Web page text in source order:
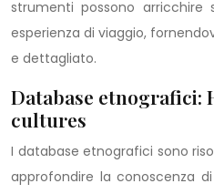
strumenti possono arricchire
esperienza di viaggio,
e dettagliato.
Database etnografici:
cultures
I database etnografici sono
approfondire la conoscenza